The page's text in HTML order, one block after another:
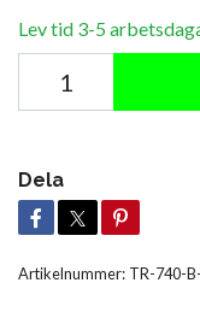
Lev tid 3-5
Dela
Artikelnummer: TR-740-